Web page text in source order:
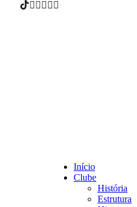
Início
Clube
História
Estrutura